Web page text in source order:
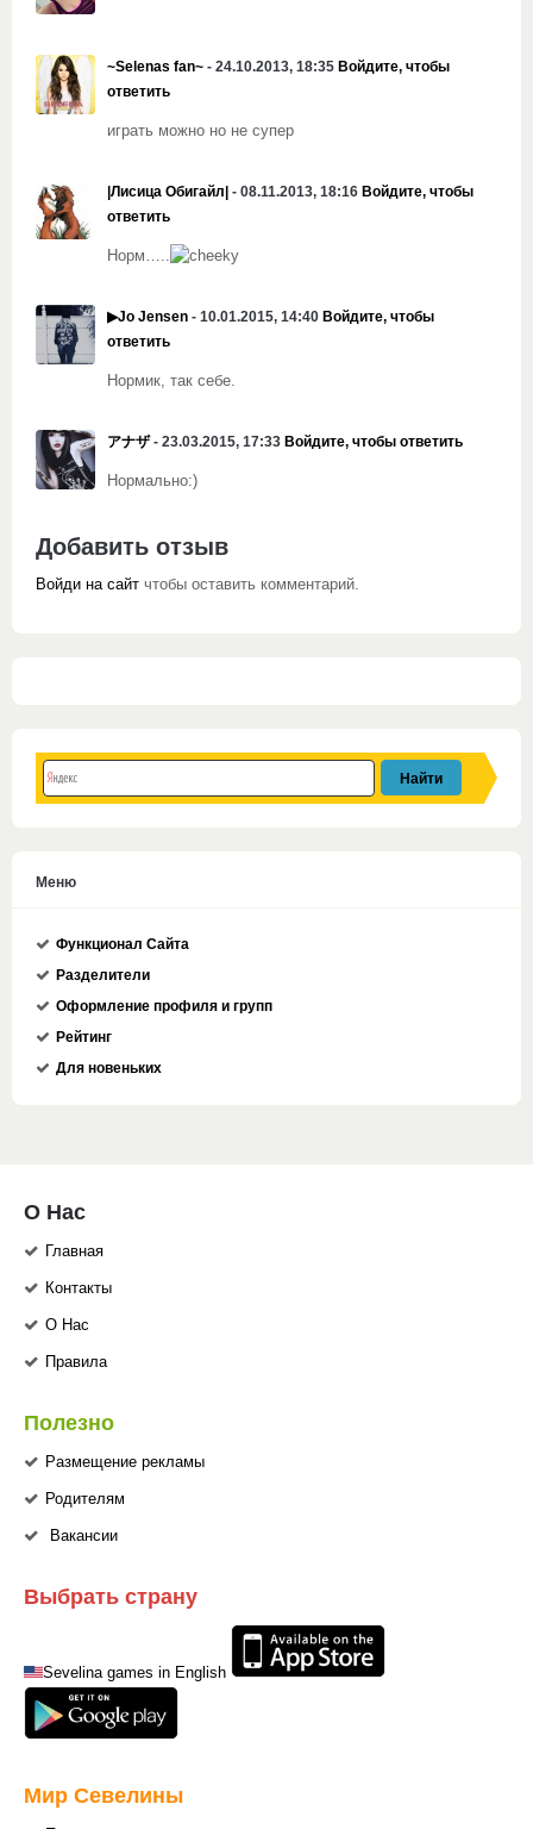
~Selenas fan~ - 24.10.2013, 18:35 Войдите, чтобы
ответить
играть можно но не супер
|Лисица Обигайл| - 08.11.2013, 18:16 Войдите, чтобы
ответить
Норм…..
▶Jo Jensen - 10.01.2015, 14:40 Войдите, чтобы
ответить
Нормик, так себе.
アナザ- 23.03.2015, 17:33 Войдите, чтобы ответить
Нормально:)
Добавить отзыв
Войди на сайт чтобы оставить комментарий.
Меню
Функционал Сайта
Разделители
Оформление профиля и групп
Рейтинг
Для новеньких
О Нас
Главная
Контакты
О Нас
Правила
Полезно
Размещение рекламы
Родителям
Вакансии
Выбрать страну
Sevelina games in English
Мир Севелины